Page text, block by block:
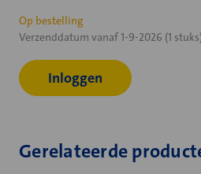
Huidige
voorraad:
Op bestelling
Verzenddatum vanaf 1-9-2026 (1 stuks)
Inloggen
Gerelateerde